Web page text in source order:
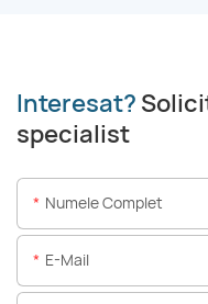
Interesat?
specialist
Numele Complet
E-Mail